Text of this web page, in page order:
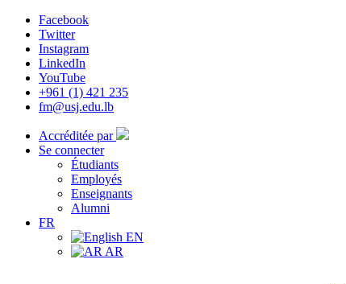
Facebook
Twitter
Instagram
LinkedIn
YouTube
+961 (1) 421 235
fm@usj.edu.lb
Accréditée par
Se connecter
Étudiants
Employés
Enseignants
Alumni
FR
EN
AR